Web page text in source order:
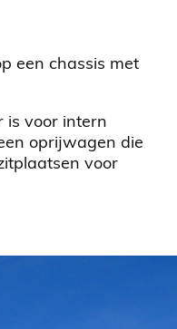
een chassis met
is voor intern
oprijwagen die
voor